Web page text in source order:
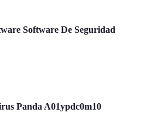
Software De Seguridad
Panda A01ypdc0m10